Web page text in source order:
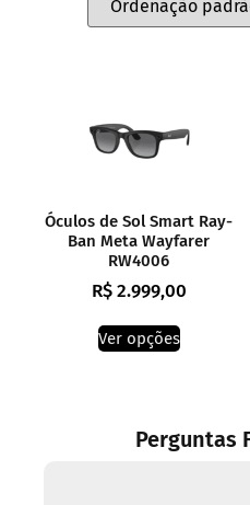
Óculos de Sol Smart Ray-
Ban Meta Wayfarer
RW4006
R$2.999,00
Ver opções
Perguntas